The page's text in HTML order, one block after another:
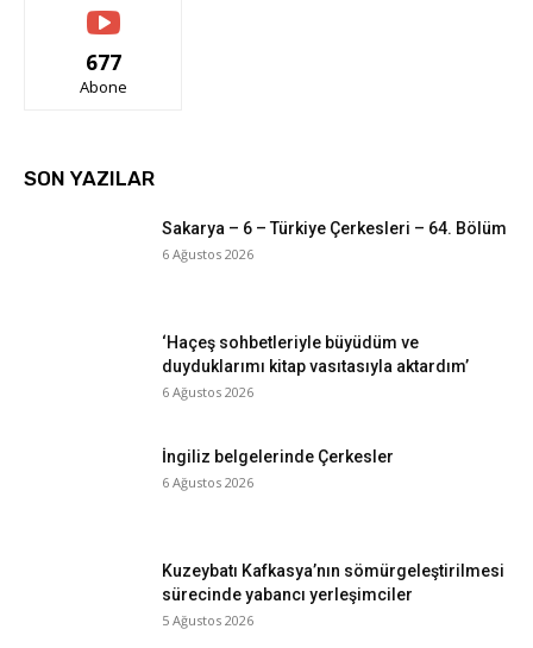
677
Abone
SON YAZILAR
Sakarya – 6 – Türkiye Çerkesleri – 64. Bölüm
6 Ağustos 2026
‘Haçeş sohbetleriyle büyüdüm ve
duyduklarımı kitap vasıtasıyla aktardım’
6 Ağustos 2026
İngiliz belgelerinde Çerkesler
6 Ağustos 2026
Kuzeybatı Kafkasya’nın sömürgeleştirilmesi
sürecinde yabancı yerleşimciler
5 Ağustos 2026